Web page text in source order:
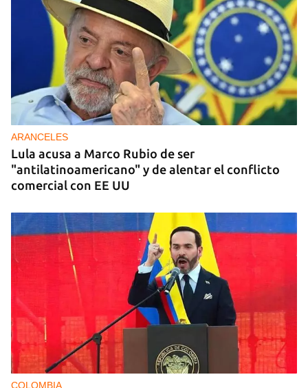
ARANCELES
Lula acusa a Marco Rubio de ser
"antilatinoamericano" y de alentar el conflicto
comercial con EE UU
COLOMBIA